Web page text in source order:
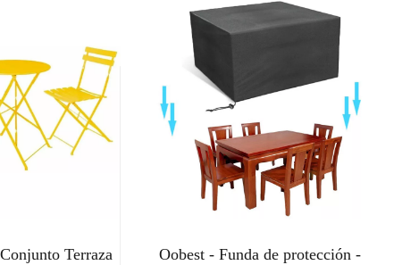
Terraza
Oobest - Funda de protección -